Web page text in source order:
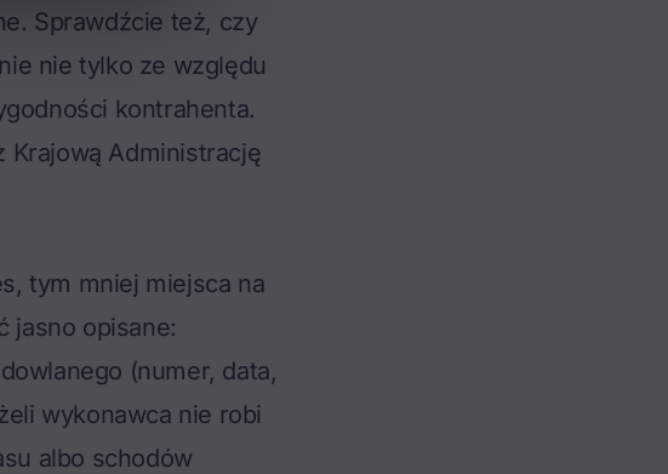
Sprawdźcie też, czy
nie tylko ze względu
kontrahenta.
Krajową Administrację
tym mniej miejsca na
jasno opisane:
(numer, data,
wykonawca nie robi
albo schodów